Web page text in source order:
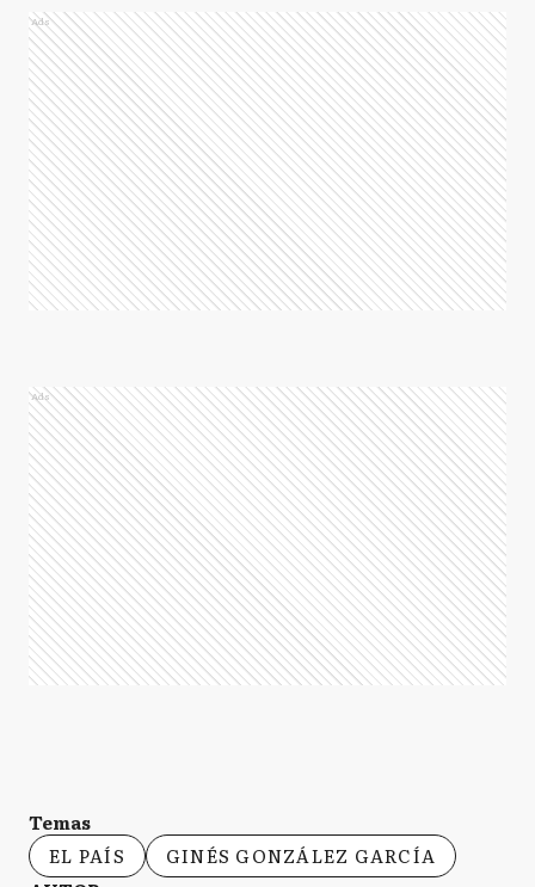
Ads
Ads
Temas
EL PAÍS
GINÉS GONZÁLEZ GARCÍA